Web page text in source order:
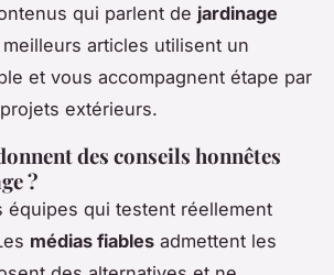
qui parlent de jardinage
meilleurs articles utilisent un
et vous accompagnent étape par
extérieurs.
des conseils honnêtes
?
équipes qui testent réellement
médias fiables admettent les